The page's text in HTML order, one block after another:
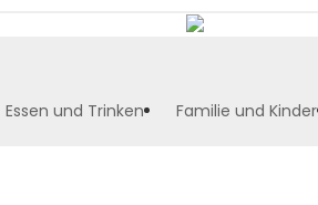
Essen und Trinken Familie und Kinder